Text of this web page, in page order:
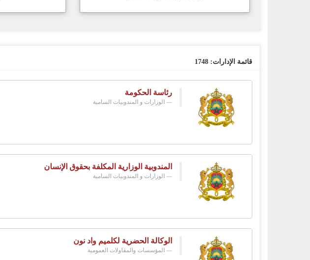
قائمة الإدارات: 1748
رئاسة الحكومة
الوزارات و المندوبيات السامية
المندوبية الوزارية المكلفة بحقوق الإنسان
الوزارات و المندوبيات السامية
الوكالة الحضرية لكلميم واد نون
المؤسسات والمقاولات العمومية